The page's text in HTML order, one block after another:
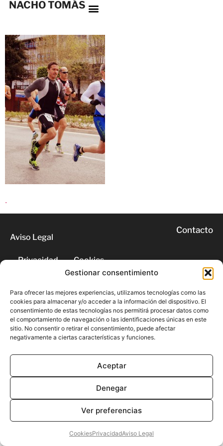
Gestionar consentimiento
Para ofrecer las mejores experiencias, utilizamos tecnologías como las
cookies para almacenar y/o acceder a la información del dispositivo. El
consentimiento de estas tecnologías nos permitirá procesar datos como
el comportamiento de navegación o las identificaciones únicas en este
sitio. No consentir o retirar el consentimiento, puede afectar
negativamente a ciertas características y funciones.
Aceptar
Denegar
Ver preferencias
CookiesPrivacidadAviso Legal
NACHO TOMÁS
.
Aviso Legal
Privacidad Cookies
Contacto
© 2026 | Todos los derechos
reservados